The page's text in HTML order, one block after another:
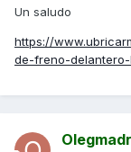
Un saludo
https://
de-freno-